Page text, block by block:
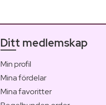
Ditt medlemskap
Min profil
Mina fördelar
Mina favoritter